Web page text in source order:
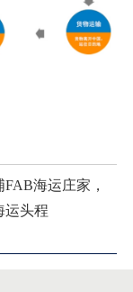
海运庄家，
运头程